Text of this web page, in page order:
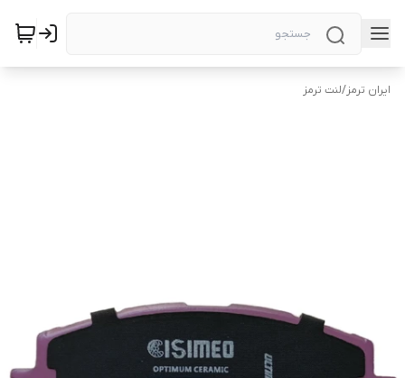
ایران ترمز/لنت ترمز